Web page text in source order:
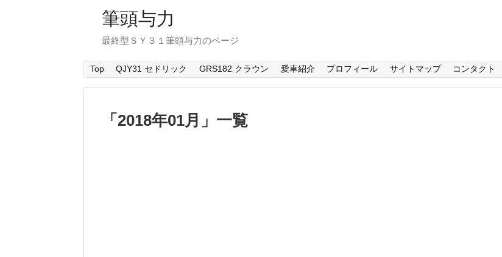
筆頭与力
最終型ＳＹ３１筆頭与力のページ
Top QJY31 セドリック GRS182 クラウン 愛車紹介 プロフィール サイトマップ コンタクト
「 2018年01月 」 一覧